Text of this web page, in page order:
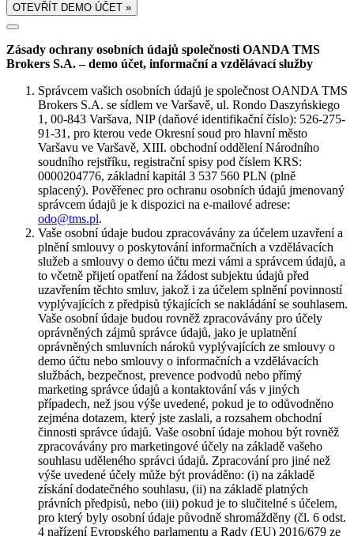
OTEVŘÍT DEMO ÚČET »
Zásady ochrany osobních údajů společnosti OANDA TMS
Brokers S.A. – demo účet, informační a vzdělávací služby
Správcem vašich osobních údajů je společnost OANDA TMS
Brokers S.A. se sídlem ve Varšavě, ul. Rondo Daszyńskiego
1, 00-843 Varšava, NIP (daňové identifikační číslo): 526-275-
91-31, pro kterou vede Okresní soud pro hlavní město
Varšavu ve Varšavě, XIII. obchodní oddělení Národního
soudního rejstříku, registrační spisy pod číslem KRS:
0000204776, základní kapitál 3 537 560 PLN (plně
splacený). Pověřenec pro ochranu osobních údajů jmenovaný
správcem údajů je k dispozici na e-mailové adrese:
odo@tms.pl.
Vaše osobní údaje budou zpracovávány za účelem uzavření a
plnění smlouvy o poskytování informačních a vzdělávacích
služeb a smlouvy o demo účtu mezi vámi a správcem údajů, a
to včetně přijetí opatření na žádost subjektu údajů před
uzavřením těchto smluv, jakož i za účelem splnění povinností
vyplývajících z předpisů týkajících se nakládání se souhlasem.
Vaše osobní údaje budou rovněž zpracovávány pro účely
oprávněných zájmů správce údajů, jako je uplatnění
oprávněných smluvních nároků vyplývajících ze smlouvy o
demo účtu nebo smlouvy o informačních a vzdělávacích
službách, bezpečnost, prevence podvodů nebo přímý
marketing správce údajů a kontaktování vás v jiných
případech, než jsou výše uvedené, pokud je to odůvodněno
zejména dotazem, který jste zaslali, a rozsahem obchodní
činnosti správce údajů. Vaše osobní údaje mohou být rovněž
zpracovávány pro marketingové účely na základě vašeho
souhlasu uděleného správci údajů. Zpracování pro jiné než
výše uvedené účely může být prováděno: (i) na základě
získání dodatečného souhlasu, (ii) na základě platných
právních předpisů, nebo (iii) pokud je to slučitelné s účelem,
pro který byly osobní údaje původně shromážděny (čl. 6 odst.
4 nařízení Evropského parlamentu a Rady (EU) 2016/679 ze